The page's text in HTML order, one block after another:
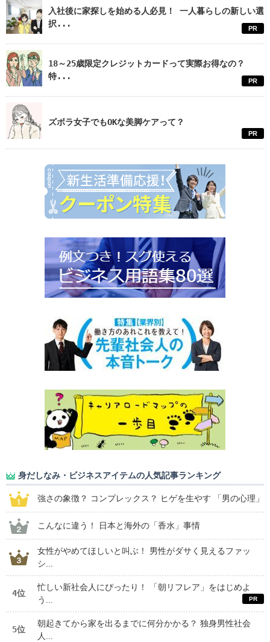
入社後に家探しを始める人必見！ 一人暮らしの新しい選
択...
PR
18～25歳限定クレジットカードって実際お得なの？
特...
PR
ズボラ女子でもOKな美脚ケアって？
PR
身だしなみ・ビジネスアイテムの人気記事ランキング
強さの象徴？ コンプレックス？ ヒゲを生やす 「男の心理」
こんなに違う！ 日本と海外の「香水」事情
女性がやめてほしいと叫ぶ！ 男性がダサく見えるファッ
シ...
4位
忙しい新社会人にぴったり！ 「朝リフレア」をはじめよ
う...
5位
朝起きてから家を出るまでに何分かかる？ 独身男性社会
人...